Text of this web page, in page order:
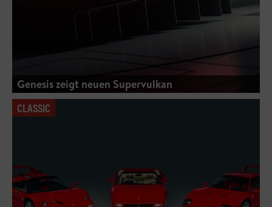
Genesis zeigt neuen Supervulkan
CLASSIC